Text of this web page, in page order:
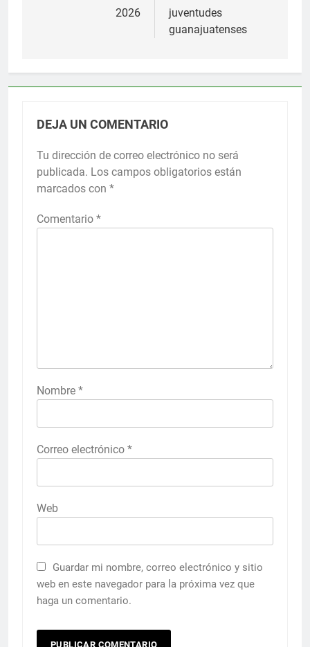
2026
juventudes
guanajuatenses
DEJA UN COMENTARIO
Tu dirección de correo electrónico no será
publicada. Los campos obligatorios están
marcados con *
Comentario *
Nombre *
Correo electrónico *
Web
Guardar mi nombre, correo electrónico y sitio
web en este navegador para la próxima vez que
haga un comentario.